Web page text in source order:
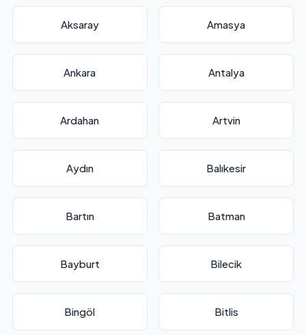
Aksaray Amasya
Ankara Antalya
Ardahan Artvin
Aydın Balıkesir
Bartın Batman
Bayburt Bilecik
Bingöl Bitlis